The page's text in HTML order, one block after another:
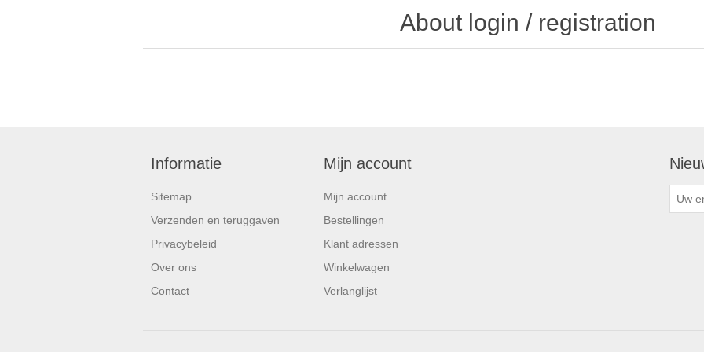
About login / registration
Informatie
Sitemap
Verzenden en teruggaven
Privacybeleid
Over ons
Contact
Mijn account
Mijn account
Bestellingen
Klant adressen
Winkelwagen
Verlanglijst